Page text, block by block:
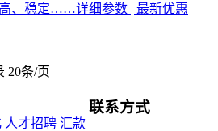
高、稳定……详细参数 | 最新优惠
20条/页
人才招聘 汇款
联系方式